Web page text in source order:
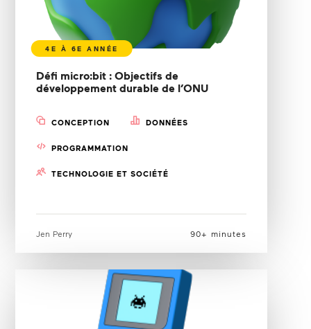
Défi micro:bit : Objectifs de
développement durable de l’ONU
CONCEPTION DONNÉES
PROGRAMMATION
TECHNOLOGIE ET SOCIÉTÉ
Jen Perry 90+ minutes